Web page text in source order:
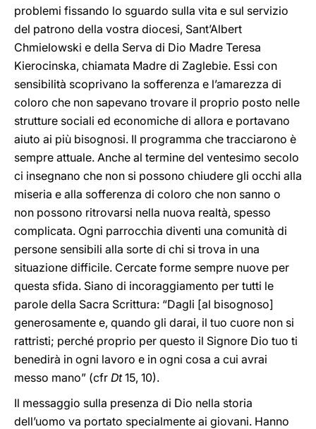
problemi fissando lo sguardo sulla vita e sul servizio
del patrono della vostra diocesi, Sant’Albert
Chmielowski e della Serva di Dio Madre Teresa
Kierocinska, chiamata Madre di Zaglebie. Essi con
sensibilità scoprivano la sofferenza e l’amarezza di
coloro che non sapevano trovare il proprio posto nelle
strutture sociali ed economiche di allora e portavano
aiuto ai più bisognosi. Il programma che tracciarono è
sempre attuale. Anche al termine del ventesimo secolo
ci insegnano che non si possono chiudere gli occhi alla
miseria e alla sofferenza di coloro che non sanno o
non possono ritrovarsi nella nuova realtà, spesso
complicata. Ogni parrocchia diventi una comunità di
persone sensibili alla sorte di chi si trova in una
situazione difficile. Cercate forme sempre nuove per
questa sfida. Siano di incoraggiamento per tutti le
parole della Sacra Scrittura: “Dagli [al bisognoso]
generosamente e, quando gli darai, il tuo cuore non si
rattristi; perché proprio per questo il Signore Dio tuo ti
benedirà in ogni lavoro e in ogni cosa a cui avrai
messo mano” (cfr Dt15, 10).
Il messaggio sulla presenza di Dio nella storia
dell’uomo va portato specialmente ai giovani. Hanno